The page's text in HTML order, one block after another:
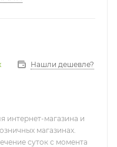
Нашли дешевле?
интернет-магазина и
магазинах.
суток с момента